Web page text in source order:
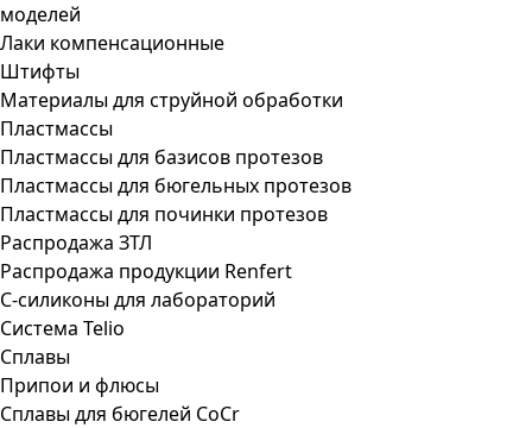
моделей
Лаки компенсационные
Штифты
Материалы для струйной обработки
Пластмассы
Пластмассы для базисов протезов
Пластмассы для бюгельных протезов
Пластмассы для починки протезов
Распродажа ЗТЛ
Распродажа продукции Renfert
С-силиконы для лабораторий
Система Telio
Сплавы
Припои и флюсы
Сплавы для бюгелей CoCr